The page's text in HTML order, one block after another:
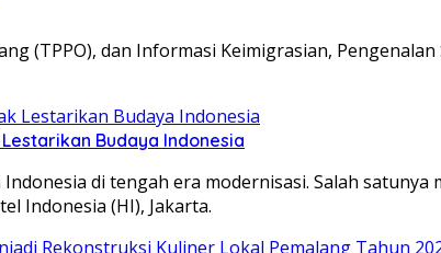
(TPPO), dan Informasi Keimigrasian,
Budaya Indonesia
di tengah era modernisasi. Salah
Indonesia (HI), Jakarta.